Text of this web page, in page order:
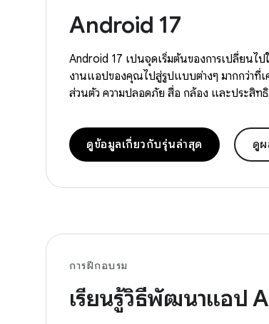
Android 17
Android 17 เป็นจุดเริ่มต้นของการเปลี่ยนไ
งานแอปของคุณไปสู่รูปแบบต่างๆ มากกว่าที่
ส่วนตัว ความปลอดภัย สื่อ กล้อง และประสิท
ดูข้อมูลเกี่ยวกับรุ่นล่าสุด ดู
การฝึกอบรม
เรียนรู้วิธีพัฒนาแอป